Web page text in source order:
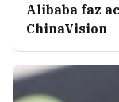
Alibaba faz
ChinaVision